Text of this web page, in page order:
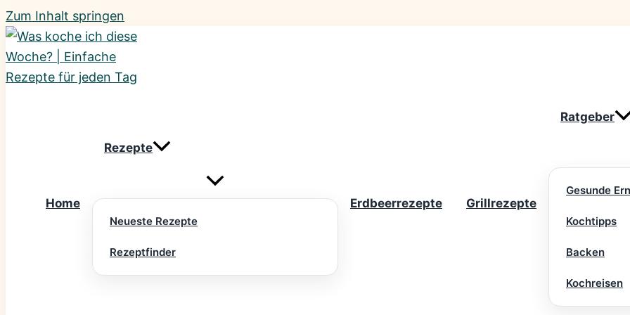
Zum Inhalt springen
Home
Rezepte
Neueste Rezepte
Rezeptfinder
Erdbeerrezepte Grillrezepte
Ratgeber
Gesunde
Kochtipps
Backen
Kochreisen